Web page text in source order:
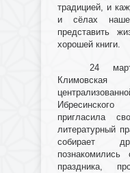
традицией, и
и сёлах
представить
хорошей книги.
24
Климовская
пригласила
литературный
собирает
познакомились
праздника,